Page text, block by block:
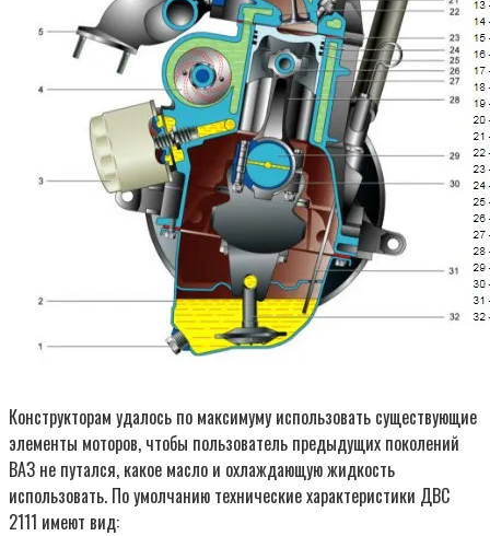
Конструкторам удалось по максимуму использовать существующие
элементы моторов, чтобы пользователь предыдущих поколений
ВАЗ не путался, какое масло и охлаждающую жидкость
использовать. По умолчанию технические характеристики ДВС
2111 имеют вид: